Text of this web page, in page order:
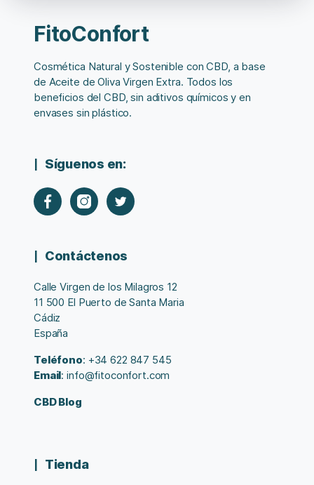
FitoConfort
Cosmética Natural y Sostenible con CBD, a base
de Aceite de Oliva Virgen Extra. Todos los
beneficios del CBD, sin aditivos químicos y en
envases sin plástico.
Síguenos en:
Contáctenos
Calle Virgen de los Milagros 12
11 500 El Puerto de Santa Maria
Cádiz
España
Teléfono: +34 622 847 545
Email: info@fitoconfort.com
CBD Blog
Tienda